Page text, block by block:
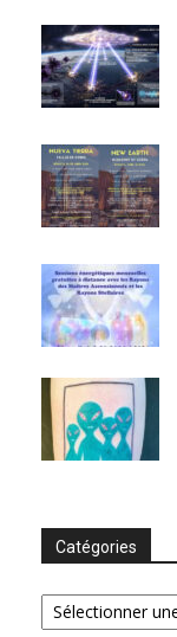
Catégories
Catégories